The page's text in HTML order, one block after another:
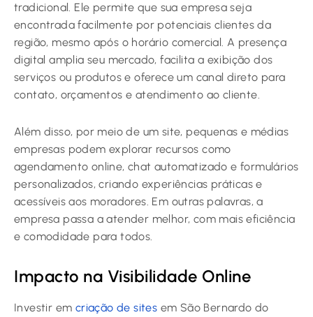
tradicional. Ele permite que sua empresa seja
encontrada facilmente por potenciais clientes da
região, mesmo após o horário comercial. A presença
digital amplia seu mercado, facilita a exibição dos
serviços ou produtos e oferece um canal direto para
contato, orçamentos e atendimento ao cliente.
Além disso, por meio de um site, pequenas e médias
empresas podem explorar recursos como
agendamento online, chat automatizado e formulários
personalizados, criando experiências práticas e
acessíveis aos moradores. Em outras palavras, a
empresa passa a atender melhor, com mais eficiência
e comodidade para todos.
Impacto na Visibilidade Online
Investir em criação de sites em São Bernardo do